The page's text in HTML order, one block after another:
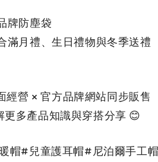
牌防塵袋
滿月禮、生日禮物與冬季送禮
經營 × 官方品牌網站同步販售
更多產品知識與穿搭分享 😊
帽#兒童護耳帽#尼泊爾手工